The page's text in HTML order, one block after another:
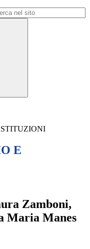
E
Zamboni,
Maria Manes